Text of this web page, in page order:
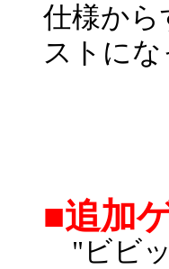
仕様から
ストにな
■追加
"ビビッ